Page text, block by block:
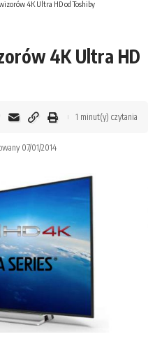
4K Ultra HD od Toshiby
4K Ultra HD
07/01/2014
1 minut(y) czytania